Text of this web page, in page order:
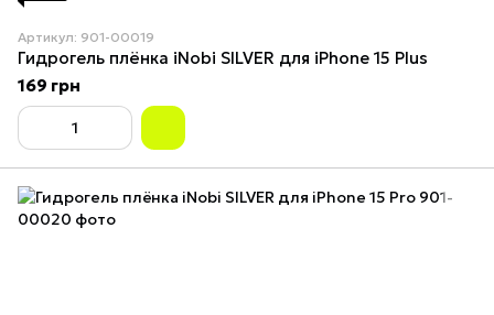
Артикул: 901-00019
Гидрогель плёнка iNobi SILVER для iPhone 15 Plus
169 грн